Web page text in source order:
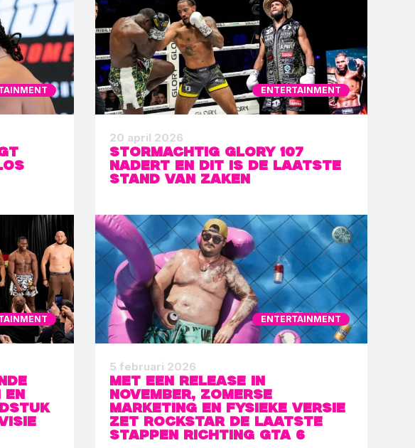
ENTERTAINMENT
20 april 2026
Stormachtig GLORY 107
nadert en dit is de laatste
stand van zaken
ENTERTAINMENT
5 februari 2026
Met een release in
november, zomerse
marketing en fysieke versie
zet Rockstar de laatste
stappen richting GTA 6